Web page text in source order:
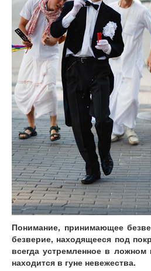
Понимание, принимающее
безверие, находящееся под
всегда устремленное в ложном
находится в гуне невежества.